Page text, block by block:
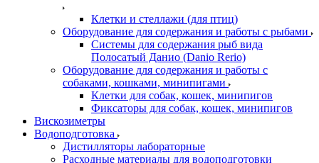
Клетки и стеллажи (для птиц)
Оборудование для содержания и работы с рыбами
Системы для содержания рыб вида
Полосатый Данио (Danio Rerio)
Оборудование для содержания и работы с
собаками, кошками, минипигами
Клетки для собак, кошек, минипигов
Фиксаторы для собак, кошек, минипигов
Вискозиметры
Водоподготовка
Дистилляторы лабораторные
Расходные материалы для водоподготовки